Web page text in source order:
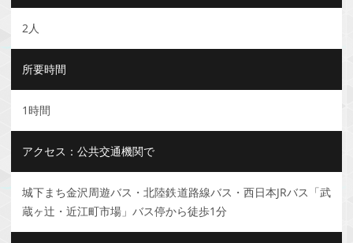
2人
所要時間
1時間
アクセス：公共交通機関で
城下まち金沢周遊バス・北陸鉄道路線バス・西日本JRバス「武
蔵ヶ辻・近江町市場」バス停から徒歩1分